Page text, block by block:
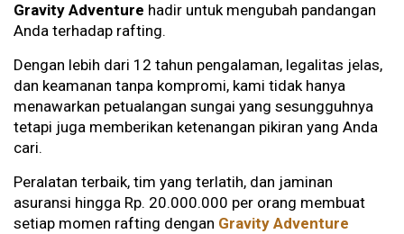
Gravity Adventure hadir untuk mengubah pandangan
Anda terhadap rafting.
Dengan lebih dari 12 tahun pengalaman, legalitas jelas,
dan keamanan tanpa kompromi, kami tidak hanya
menawarkan petualangan sungai yang sesungguhnya
tetapi juga memberikan ketenangan pikiran yang Anda
cari.
Peralatan terbaik, tim yang terlatih, dan jaminan
asuransi hingga Rp. 20.000.000 per orang membuat
setiap momen rafting dengan Gravity Adventure